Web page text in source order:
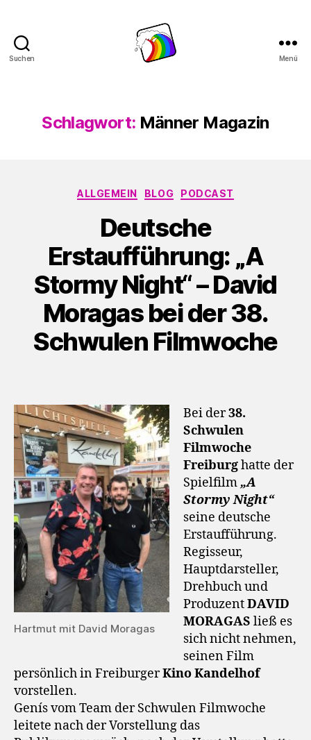
Suchen Menü
Schlagwort: Männer Magazin
Kategorien
ALLGEMEIN BLOG PODCAST
Deutsche
Erstaufführung: „A
Stormy Night“ – David
Moragas bei der 38.
Schwulen Filmwoche
Hartmut mit David Moragas
Bei der38.
Schwulen
Filmwoche
Freiburghatte der
Spielfilm „A
Stormy Night“
seine deutsche
Erstaufführung.
Regisseur,
Hauptdarsteller,
Drehbuch und
ProduzentDAVID
MORAGAS ließ es
sich nicht nehmen,
seinen Film
persönlich in FreiburgerKino Kandelhof
vorstellen.
Genís vom Team der Schwulen Filmwoche
leitete nach der Vorstellung das